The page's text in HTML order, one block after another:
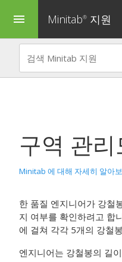
menu Minitab® 지원
구역 관리
Minitab 에 대해 자세히 알아
한 품질 엔지니어가 강철
지 여부를 확인하려고 합
에 걸쳐 각각 5개의 강철
엔지니어는 강철봉의 길